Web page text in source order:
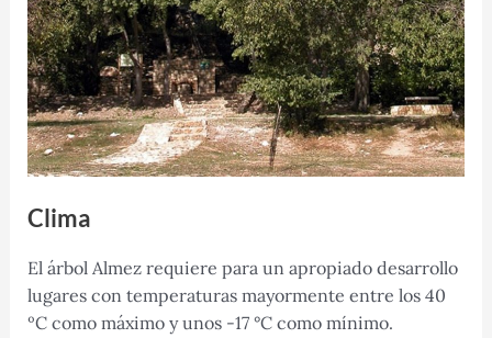
Clima
El árbol Almez requiere para un apropiado desarrollo
lugares con temperaturas mayormente entre los 40
ºC como máximo y unos -17 °C como mínimo.